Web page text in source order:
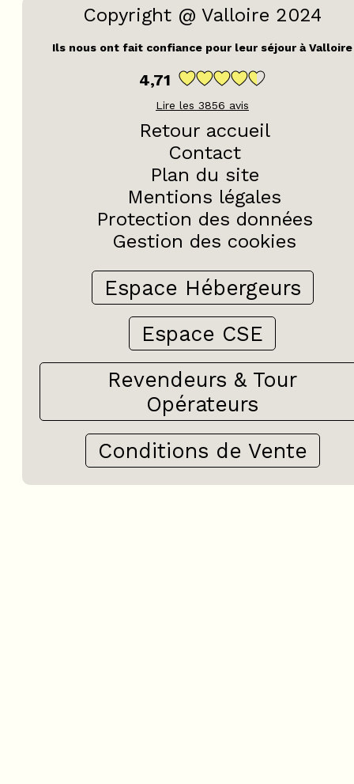
3 pièces - APPART LA
OpenStreetMap Streets
Satellite
OpenStreetMap
Copyright @ Valloire 2024
Ils nous ont fait confiance pour leur séjour à Valloire
4,71
Lire les 3856 avis
Retour accueil
Contact
Plan du site
Mentions légales
Protection des données
Gestion des cookies
Espace Hébergeurs
Espace CSE
Revendeurs & Tour
Opérateurs
Conditions de Vente